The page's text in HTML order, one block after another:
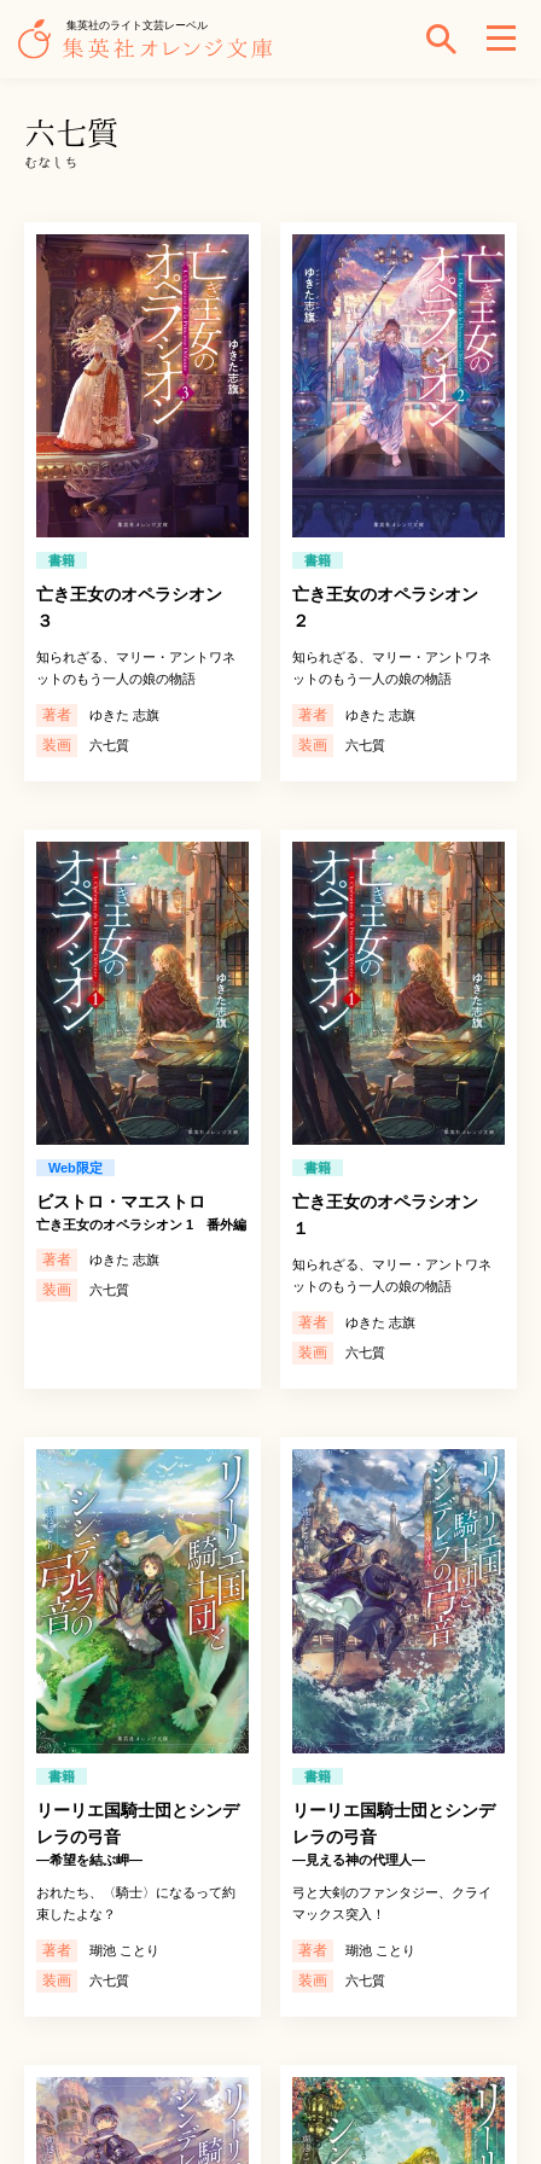
集英社のライト文芸レーベル
六七質
むなしち
書籍
亡き王女のオペラシオン
３
知られざる、マリー・アントワネ
ットのもう一人の娘の物語
著者 ゆきた 志旗
装画 六七質
書籍
亡き王女のオペラシオン
２
知られざる、マリー・アントワネ
ットのもう一人の娘の物語
著者 ゆきた 志旗
装画 六七質
Web限定
ビストロ・マエストロ
亡き王女のオペラシオン 1 番外編
著者 ゆきた 志旗
装画 六七質
書籍
亡き王女のオペラシオン
１
知られざる、マリー・アントワネ
ットのもう一人の娘の物語
著者 ゆきた 志旗
装画 六七質
書籍
リーリエ国騎士団とシンデ
レラの弓音
―希望を結ぶ岬―
おれたち、〈騎士〉になるって約
束したよな？
著者 瑚池 ことり
装画 六七質
書籍
リーリエ国騎士団とシンデ
レラの弓音
―見える神の代理人―
弓と大剣のファンタジー、クライ
マックス突入！
著者 瑚池 ことり
装画 六七質